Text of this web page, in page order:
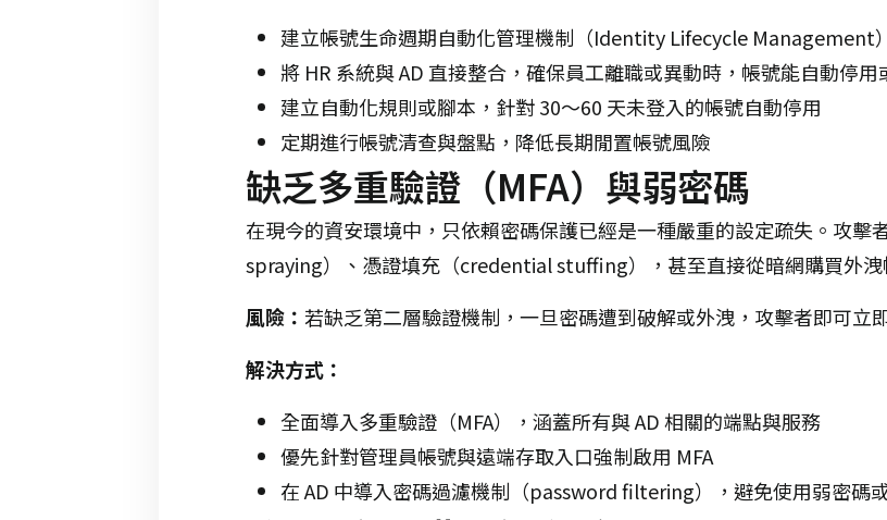
建立帳號生命週期自動化管理機制（Identity Lifecycle Management）
將 HR 系統與 AD 直接整合，確保員工離職或異動時，帳號能自動停用
建立自動化規則或腳本，針對 30～60 天未登入的帳號自動停用
定期進行帳號清查與盤點，降低長期閒置帳號風險
缺乏多重驗證（MFA）與弱密碼
在現今的資安環境中，只依賴密碼保護已經是一種嚴重的設定疏失。攻擊
spraying）、憑證填充（credential stuffing），甚至直接從暗網購買外洩
風險： 若缺乏第二層驗證機制，一旦密碼遭到破解或外洩，攻擊者即可立
解決方式：
全面導入多重驗證（MFA），涵蓋所有與 AD 相關的端點與服務
優先針對管理員帳號與遠端存取入口強制啟用 MFA
在 AD 中導入密碼過濾機制（password filtering），避免使用弱密碼